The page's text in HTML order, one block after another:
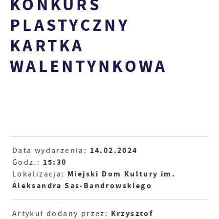
PLASTYCZNY
KARTKA
WALENTYNKOWA
Data wydarzenia: 14.02.2024
Godz.: 15:30
Lokalizacja: Miejski Dom Kultury im.
Aleksandra Sas-Bandrowskiego
Artykuł dodany przez: Krzysztof